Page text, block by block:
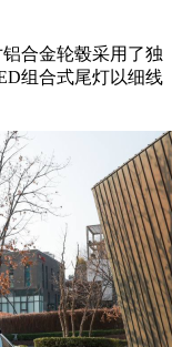
合金轮毂采用了独
组合式尾灯以细线